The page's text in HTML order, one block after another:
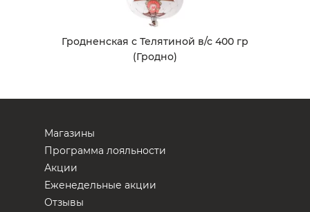
Гродненская с Телятиной в/с 400 гр
(Гродно)
Магазины
Программа лояльности
Акции
Еженедельные акции
Отзывы